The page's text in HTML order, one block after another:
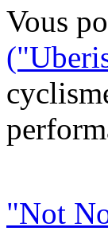
Vous
"Not